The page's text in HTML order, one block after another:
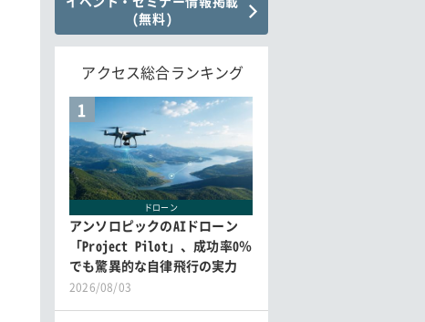
(無料)
アクセス総合ランキング
1
ドローン
アンソロピックのAIドローン
「Project Pilot」、成功率0％
でも驚異的な自律飛行の実力
2026/08/03